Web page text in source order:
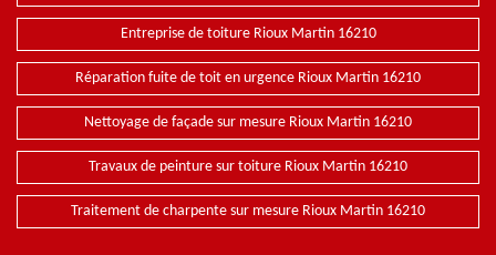
Entreprise de toiture Rioux Martin 16210
Réparation fuite de toit en urgence Rioux Martin 16210
Nettoyage de façade sur mesure Rioux Martin 16210
Travaux de peinture sur toiture Rioux Martin 16210
Traitement de charpente sur mesure Rioux Martin 16210